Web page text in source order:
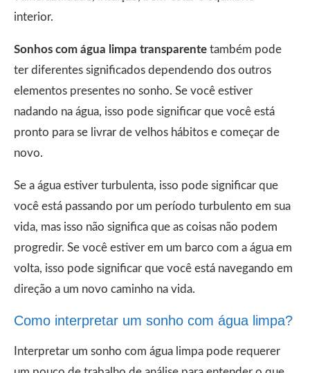
interior.
Sonhos com água limpa transparente também pode
ter diferentes significados dependendo dos outros
elementos presentes no sonho. Se você estiver
nadando na água, isso pode significar que você está
pronto para se livrar de velhos hábitos e começar de
novo.
Se a água estiver turbulenta, isso pode significar que
você está passando por um período turbulento em sua
vida, mas isso não significa que as coisas não podem
progredir. Se você estiver em um barco com a água em
volta, isso pode significar que você está navegando em
direção a um novo caminho na vida.
Como interpretar um sonho com água limpa?
Interpretar um sonho com água limpa pode requerer